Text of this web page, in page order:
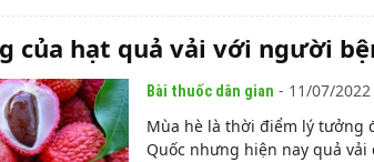
của hạt quả vải với người
Bài thuốc dân gian - 11/07/2022
Mùa hè là thời điểm lý tưởng
Quốc nhưng hiện nay quả